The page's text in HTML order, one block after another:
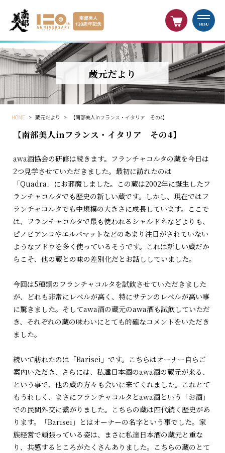
MENU
蔵元だより
HOME > 蔵元だより > 【南部美人inフランス・イタリア その4】
【南部美人inフランス・イタリア その4】
awa酒協会の研修は続きます。フランチャコルタの蔵を今日は
2つ見学させていただきました。最初に訪れたのは
「Quadra」にお邪魔しました。この蔵は2002年に誕生したフ
ランチャコルタでも歴史の新しい蔵です。しかし、現在ではフ
ランチャコルタでも中規模の大きさに成長しています。ここで
は、フランチャコルタで最も使われるシャルドネなどよりも、
ピノビアンコやエルバマットなどのあまり注目がされていない
ようなブドウを多く使っているそうです。これは新しい蔵だか
らこそ、他の蔵との味の差別化だとお話ししていました。
今回は5種類のフランチャコルタを試飲させていただきました
が、どれも非常にレベルが高く、特にサテンのレベルが高い事
に驚きました。そしてawa酒の蔵元のawa酒も試飲していただ
き、それぞれの蔵の味わいにとても的確なコメントをいただき
ました。
続いて訪れたのは「Barisei」です。こちらはオーナー自らご
案内いただき、さらには、私達日本酒のawa酒の蔵元が来る、
という事で、他の蔵の方々も会いに来てくれました。これとて
もうれしく、まさにフランチャコルタとawa酒という「お酒」
での民間外交に繋がりました。こちらの蔵は四代続く歴史があ
ります。「Barisei」とはオーナーの名字という事でした。家
族経営で頑張っている姿は、まさに私達日本酒の蔵元と重な
り、共感するところがたくさんありました。こちらの蔵のとて